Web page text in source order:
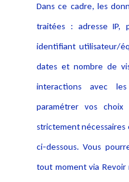
Dans ce cadre, les
traitées : adresse IP,
identifiant utilisateur/
dates et nombre de
interactions avec
paramétrer vos choix
strictement nécessaires
ci-dessous. Vous
tout moment via